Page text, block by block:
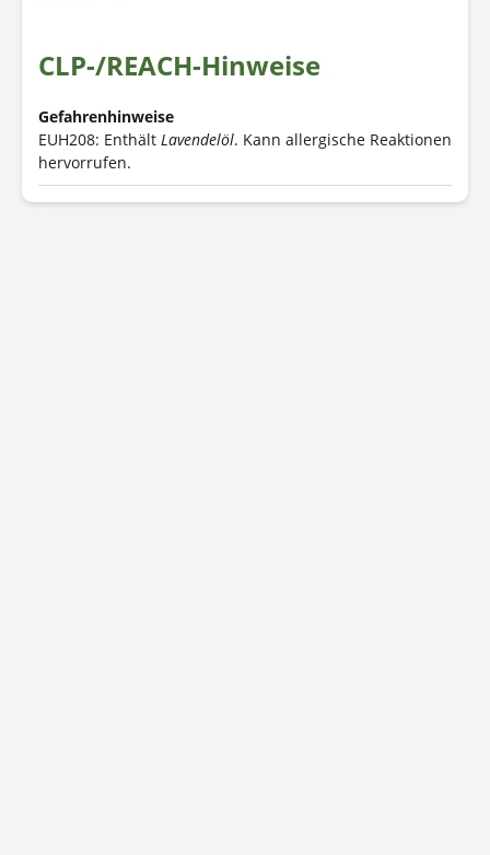
CLP-/REACH-Hinweise
Gefahrenhinweise
EUH208: Enthält Lavendelöl. Kann allergische Reaktionen
hervorrufen.